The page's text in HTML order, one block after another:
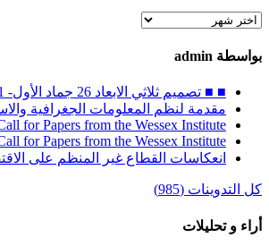
الأرشيف
بواسطة admin
■ ■ تصميم ثلاثي الابعاد 26 جماد الأول- 1 جماد الثاني 1432 ه، الموافق 30 أبريل – 4 مايو 2011 م
مقدمة لنظم المعلومات الجغرافية والاستشعار عن بعد 21 – 25 ربيع
for Papers from the Wessex Institute
for Papers from the Wessex Institute‏
انعكاسات القطاع غير المنظم على
كل التدوينات (985)
أراء و تحليلات